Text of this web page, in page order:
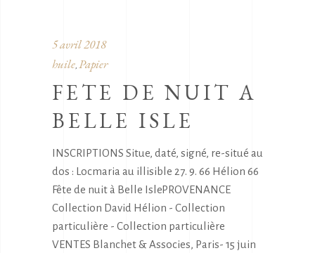
5 avril 2018
huile, Papier
FETE DE NUIT A
BELLE ISLE
INSCRIPTIONS Situe, daté, signé, re-situé au
dos : Locmaria au illisible 27. 9. 66 Hélion 66
Fête de nuit à Belle IslePROVENANCE
Collection David Hélion - Collection
particulière - Collection particulière
VENTES Blanchet & Associes, Paris- 15 juin